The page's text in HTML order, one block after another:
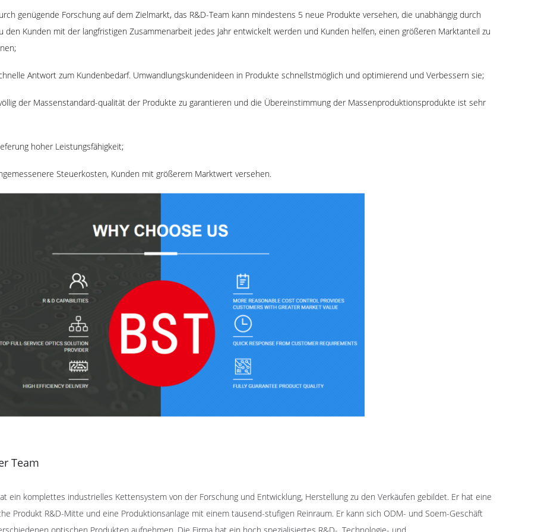
genügende Forschung auf dem Zielmarkt, das R&D-Team kann mindestens 5 neue Produkte versehen, die unabhängig durch
den Kunden mit der langfristigen Zusammenarbeit jedes Jahr entwickelt werden und Kunden helfen, einen größeren Marktanteil zu
Antwort zum Kundenbedarf. Umwandlungskundenideen in Produkte schnellstmöglich und optimierend und Verbessern sie;
der Massenstandard-qualität der Produkte zu garantieren und die Übereinstimmung der Massenproduktionsprodukte ist sehr
hoher Leistungsfähigkeit;
Steuerkosten, Kunden mit größerem Marktwert versehen.
Team
ein komplettes industrielles Kettensystem von der Forschung und Entwicklung, Herstellung zu den Verkäufen gebildet. Er hat eine
Produkt R&D-Mitte und eine Produktionsanlage mit einem tausend-stufigen Reinraum. Er kann sich ODM- und Soem-Geschäft